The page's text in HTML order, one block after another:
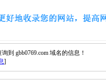
到 gbb0769.com 域名的信息！
]